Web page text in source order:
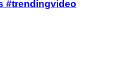
#trendingvideo